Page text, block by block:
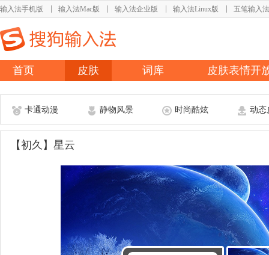
输入法手机版 输入法Mac版 输入法企业版 输入法Linux版 五笔输入法
首页 皮肤 词库 皮肤表情开
卡通动漫 静物风景 时尚酷炫 动态
【初久】星云